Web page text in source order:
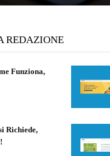
REDAZIONE
Funziona,
Richiede,